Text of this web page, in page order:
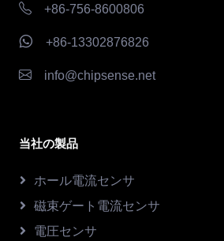
+86-756-8600806
+86-13302876826
info@chipsense.net
当社の製品
ホール電流センサ
磁束ゲート電流センサ
電圧センサ